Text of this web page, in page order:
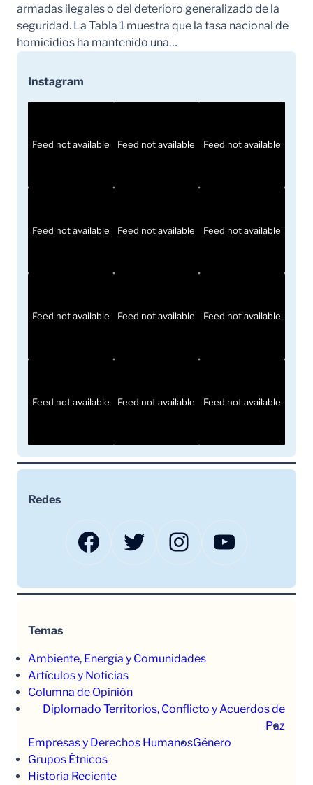
armadas ilegales o del deterioro generalizado de la
seguridad. La Tabla 1 muestra que la tasa nacional de
homicidios ha mantenido una…
Instagram
Feed not available Feed not available Feed not available
Feed not available Feed not available Feed not available
Feed not available Feed not available Feed not available
Feed not available Feed not available Feed not available
Redes
Facebook Twitter Instagram YouTube
Temas
Ambiente, Energía y Comunidades
Artículos y Noticias
Columna de Opinión
Diplomado Territorios, Conflicto y Acuerdos de
Paz
Empresas y Derechos HumanosGénero
Grupos Étnicos
Historia Reciente